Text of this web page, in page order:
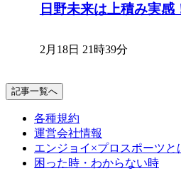
日野未来は上積み実感
2月18日 21時39分
記事一覧へ
各種規約
運営会社情報
エンジョイ×プロスポーツと
困った時・わからない時